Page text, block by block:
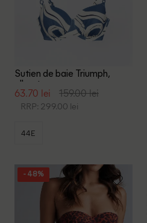
Sutien de baie Triumph,
albastru
63.70 lei 159.00 lei
RRP: 299.00 lei
44E
- 48%